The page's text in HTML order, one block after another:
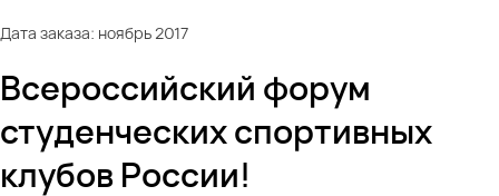
Дата заказа: ноябрь 2017
Всероссийский форум
студенческих спортивных
клубов России!